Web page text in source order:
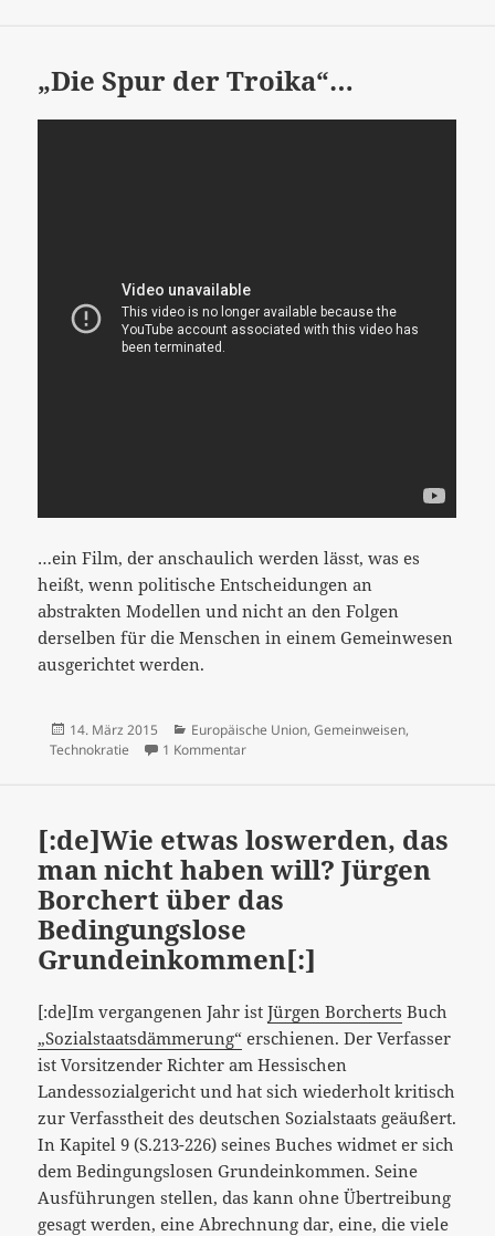
„Die Spur der Troika“…
…ein Film, der anschaulich werden lässt, was es
heißt, wenn politische Entscheidungen an
abstrakten Modellen und nicht an den Folgen
derselben für die Menschen in einem Gemeinwesen
ausgerichtet werden.
Veröffentlicht
am
14. März 2015 Kategorien
Europäische Union, Gemeinweisen,
Technokratie
1 Kommentarzu „Die Spur der Troika“…
[:de]Wie etwas loswerden, das
man nicht haben will? Jürgen
Borchert über das
Bedingungslose
Grundeinkommen[:]
[:de]Im vergangenen Jahr istJürgen Borcherts Buch
„Sozialstaatsdämmerung“ erschienen. Der Verfasser
ist Vorsitzender Richter am Hessischen
Landessozialgericht und hat sich wiederholt kritisch
zur Verfasstheit des deutschen Sozialstaats geäußert.
In Kapitel 9 (S.213-226) seines Buches widmet er sich
dem Bedingungslosen Grundeinkommen. Seine
Ausführungen stellen, das kann ohne Übertreibung
gesagt werden, eine Abrechnung dar, eine, die viele